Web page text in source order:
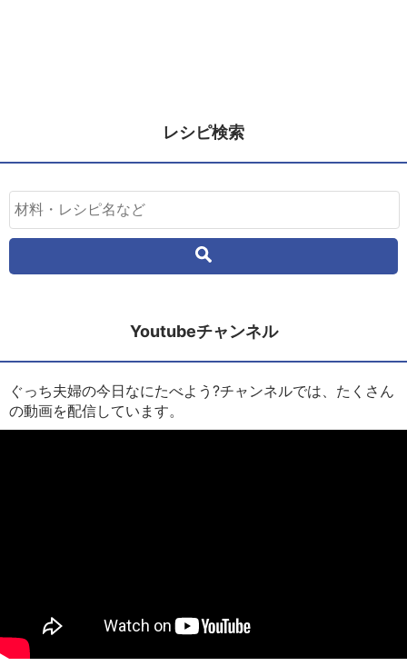
レシピ検索
Youtubeチャンネル
ぐっち夫婦の今日なにたべよう?チャンネルでは、たくさん
の動画を配信しています。